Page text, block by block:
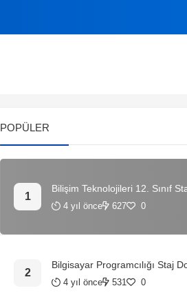
POPÜLER
Bilişim Teknolojileri 12. Sınıf
4 yıl önce 627 0
Bilgisayar Programcılığı Staj
4 yıl önce 531 0